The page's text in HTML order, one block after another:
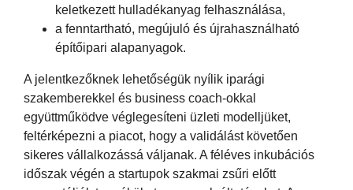
keletkezett hulladékanyag felhasználása,
a fenntartható, megújuló és újrahasználható
építőipari alapanyagok.
A jelentkezőknek lehetőségük nyílik iparági
szakemberekkel és business coach-okkal
együttműködve véglegesíteni üzleti modelljüket,
feltérképezni a piacot, hogy a validálást követően
sikeres vállalkozássá váljanak. A féléves inkubációs
időszak végén a startupok szakmai zsűri előtt